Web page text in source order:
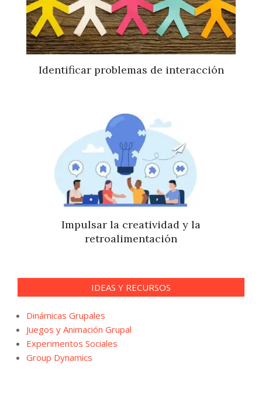
Identificar problemas de interacción
Impulsar la creatividad y la
retroalimentación
IDEAS Y RECURSOS
Dinámicas Grupales
Juegos y Animación Grupal
Experimentos Sociales
Group Dynamics